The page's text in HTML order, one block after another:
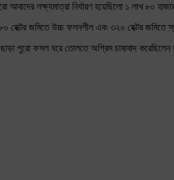
লক্ষ্যমাত্রা নির্ধারণ হয়েছিলো ১ লাখ ৮০
হেক্টর জমিতে উচ্চ ফলনশীল এবং ৩২০ হেক্টর জমিতে
পুরো ফসল ঘরে তোলতে অগ্রিম চাষাবাদ করেছিলেন